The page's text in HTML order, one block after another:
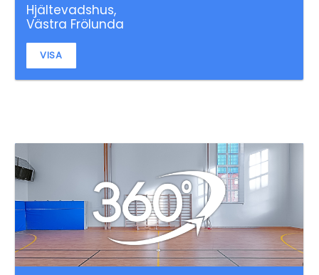
Hjältevadshus,
Västra Frölunda
VISA